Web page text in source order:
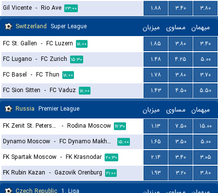
Gil Vicente - Rio Ave ۲۳:۰۰ ۱.۸۸ ۳.۴۰
۳.۸۰
Switzerland Super League میزبان مساوی میهمان
FC St. Gallen - FC Luzern ۱۸:۰۰ ۱.۸۵ ۳.۸۰
۳.۴۰
FC Lugano - FC Zurich ۱۵:۳۰ ۱.۴۸ ۴.۲۵
۵.۰۰
FC Basel - FC Thun ۱۸:۰۰ ۱.۷۸ ۳.۸۰
۳.۷۰
FC Sion Sitten - FC Vaduz ۱۸:۰۰ ۱.۴۳ ۴.۵۰
۵.۵۰
Russia Premier League میزبان مساوی میهمان
FK Zenit St. Petersburg - Rodina Moscow ۱۷:۳۰ ۱.۱۳ ۷.۵۰
۱۵.۰۰
Dynamo Moscow - FC Dynamo Makhachkala ۱۵:۰۰ ۱.۶۵ ۳.۵۰
۵.۰۰
FK Spartak Moscow - FK Krasnodar ۲۰:۳۰ ۲.۱۴ ۳.۴۰
۳.۰۵
FK Rubin Kazan - Gazovik Orenburg ۲۱:۰۰ ۱.۹۳ ۳.۲۰
۳.۸۰